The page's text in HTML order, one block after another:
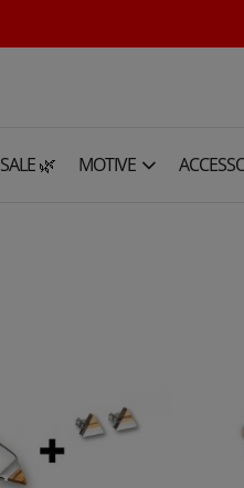
SALE 🌿 MOTIVE